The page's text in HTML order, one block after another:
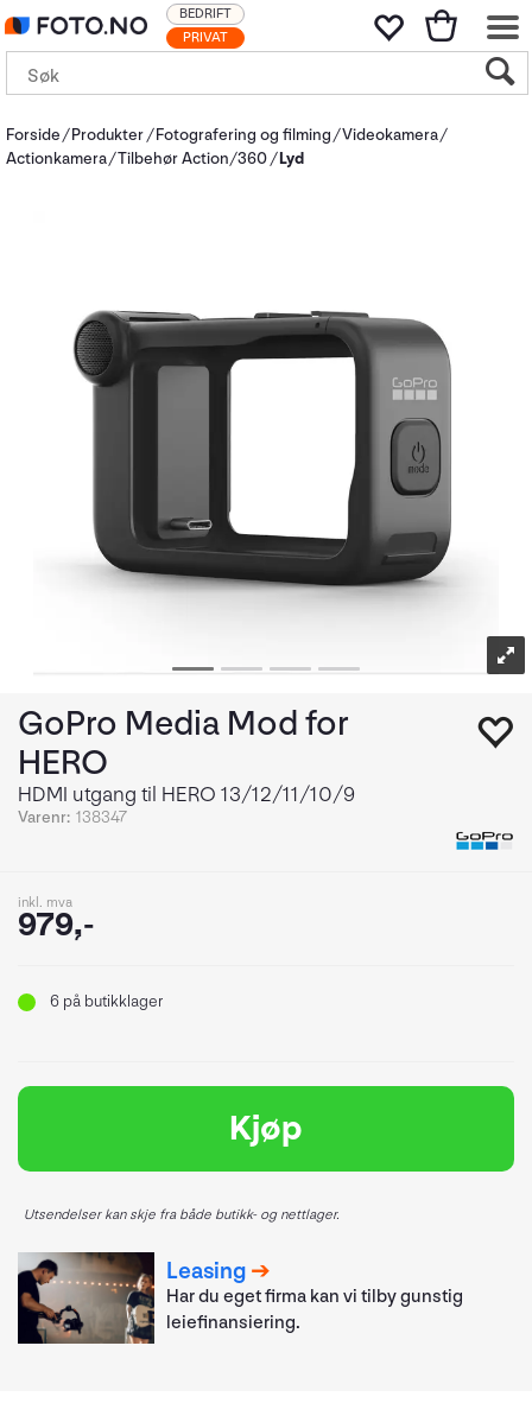
PRIVAT
BEDRIFT
Forside Produkter Fotografering og filming Videokamera
Actionkamera Tilbehør Action/360 Lyd
GoPro Media Mod for
HERO
HDMI utgang til HERO 13/12/11/10/9
Varenr: 138347
inkl. mva
979,-
6 på butikklager
Kjøp
Utsendelser kan skje fra både butikk- og nettlager.
Leasing
Har du eget firma kan vi tilby gunstig
leiefinansiering.